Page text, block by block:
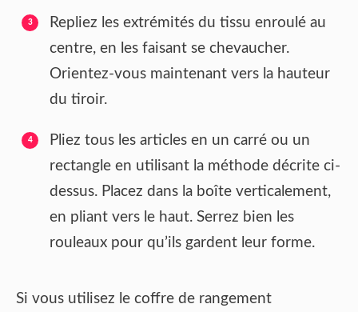
Repliez les extrémités du tissu enroulé au
centre, en les faisant se chevaucher.
Orientez-vous maintenant vers la hauteur
du tiroir.
Pliez tous les articles en un carré ou un
rectangle en utilisant la méthode décrite ci-
dessus. Placez dans la boîte verticalement,
en pliant vers le haut. Serrez bien les
rouleaux pour qu’ils gardent leur forme.
Si vous utilisez le coffre de rangement